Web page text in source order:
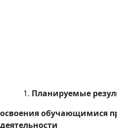
Планируемые
освоения обучающимися
деятельности